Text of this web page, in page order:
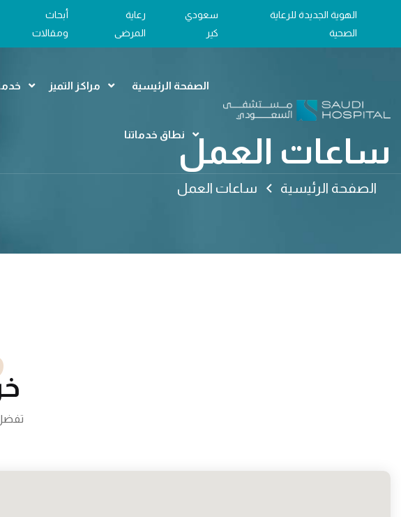
الهوية الجديدة للرعاية
الصحية
سعودي
كير
رعاية
المرضى
أبحاث
ومقالات
الصفحة الرئيسية مراكز التميز
نطاق خدماتناساعات العمل
الصفحة الرئيسية ساعات العمل
تفضل